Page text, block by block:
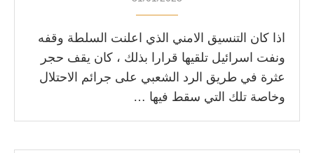
اذا كان التنسيق الامني الذي اعلنت السلطة وقفه
ونفت اسرائيل تلقيها قرارا بذلك ، كان يقف حجر
عثرة في طريق الرد الشعبي على جرائم الاحتلال
وخاصة تلك التي سقط فيها …